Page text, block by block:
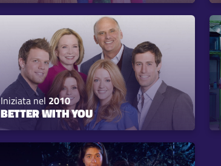
Iniziata nel 2010
BETTER WITH YOU